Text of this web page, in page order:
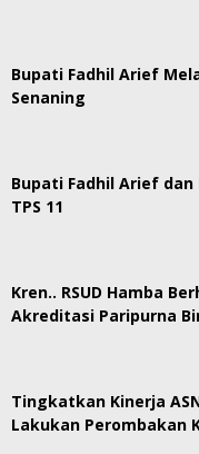
Bupati Fadhil Arief
Senaning
Bupati Fadhil Arief
TPS 11
Kren.. RSUD Hamba
Akreditasi Paripurna
Tingkatkan Kinerja
Lakukan Perombakan